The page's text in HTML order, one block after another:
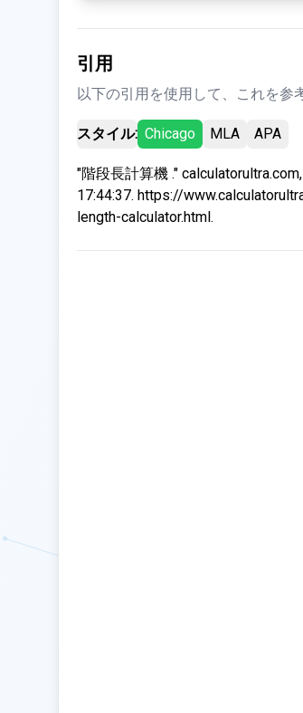
引用
以下の引用を使用して、これを参
スタイル: Chicago MLA APA
"階段長計算機 ."
17:44:37. https://
length-calculator.html.